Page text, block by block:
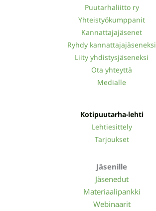
Puutarhaliitto ry
Yhteistyökumppanit
Kannattajajäsenet
Ryhdy kannattajajäseneksi
Liity yhdistysjäseneksi
Ota yhteyttä
Medialle
Kotipuutarha-lehti
Lehtiesittely
Tarjoukset
Jäsenille
Jäsenedut
Materiaalipankki
Webinaarit